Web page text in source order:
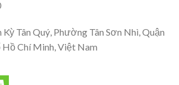
Tân Quý, Phường Tân Sơn Nhì, Quận
Hồ Chí Minh, Việt Nam